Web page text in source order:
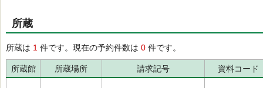
所蔵
所蔵は 1 件です。現在の予約件数は 0 件です。
所蔵館 所蔵場所 請求記号 資料コード